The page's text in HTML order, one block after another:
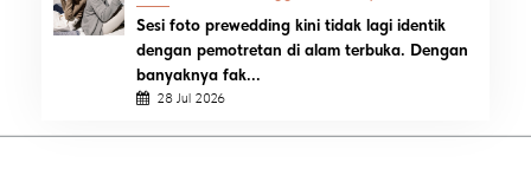
Sesi foto prewedding kini tidak lagi identik
dengan pemotretan di alam terbuka. Dengan
banyaknya fak...
28 Jul 2026